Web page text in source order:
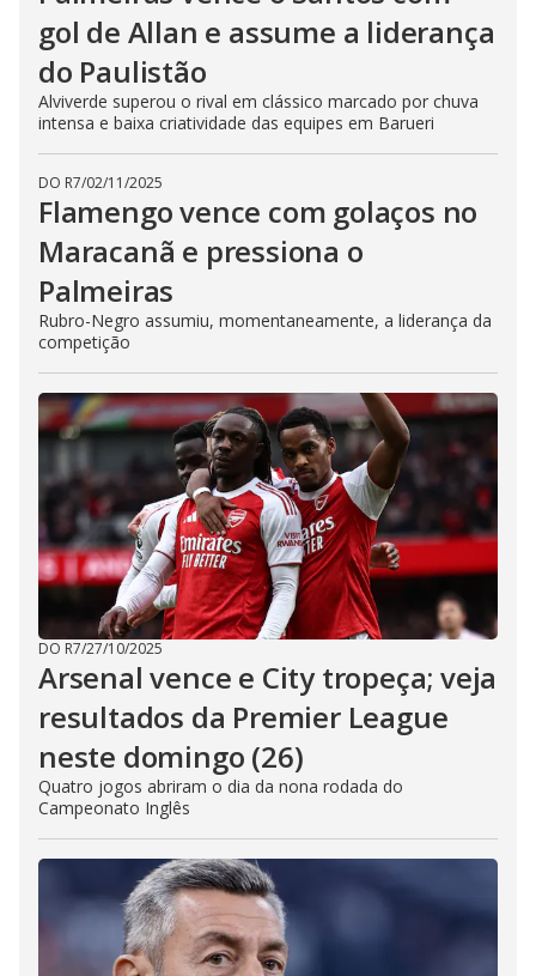
gol de Allan e assume a liderança
do Paulistão
Alviverde superou o rival em clássico marcado por chuva
intensa e baixa criatividade das equipes em Barueri
DO R7/02/11/2025
Flamengo vence com golaços no
Maracanã e pressiona o
Palmeiras
Rubro-Negro assumiu, momentaneamente, a liderança da
competição
DO R7/27/10/2025
Arsenal vence e City tropeça; veja
resultados da Premier League
neste domingo (26)
Quatro jogos abriram o dia da nona rodada do
Campeonato Inglês